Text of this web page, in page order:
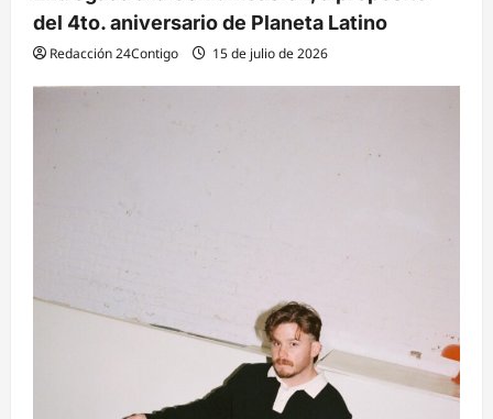
del 4to. aniversario de Planeta Latino
Redacción 24Contigo 15 de julio de 2026